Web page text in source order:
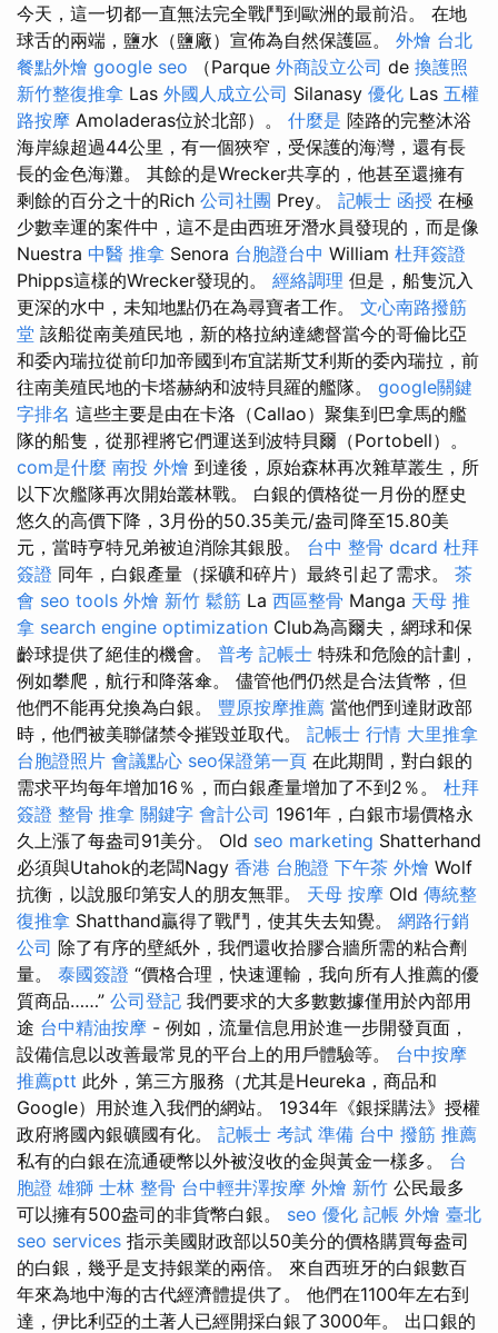
今天，這一切都一直無法完全戰鬥到歐洲的最前沿。 在地
球舌的兩端，鹽水（鹽廠）宣佈為自然保護區。 外燴 台北
餐點外燴 google seo （Parque 外商設立公司 de 換護照
新竹整復推拿 Las 外國人成立公司 Silanasy 優化 Las 五權
路按摩 Amoladeras位於北部）。 什麼是 陸路的完整沐浴
海岸線超過44公里，有一個狹窄，受保護的海灣，還有長
長的金色海灘。 其餘的是Wrecker共享的，他甚至還擁有
剩餘的百分之十的Rich 公司社團 Prey。 記帳士 函授 在極
少數幸運的案件中，這不是由西班牙潛水員發現的，而是像
Nuestra 中醫 推拿 Senora 台胞證台中 William 杜拜簽證
Phipps這樣的Wrecker發現的。 經絡調理 但是，船隻沉入
更深的水中，未知地點仍在為尋寶者工作。 文心南路撥筋
堂 該船從南美殖民地，新的格拉納達總督當今的哥倫比亞
和委內瑞拉從前印加帝國到布宜諾斯艾利斯的委內瑞拉，前
往南美殖民地的卡塔赫納和波特貝羅的艦隊。 google關鍵
字排名 這些主要是由在卡洛（Callao）聚集到巴拿馬的艦
隊的船隻，從那裡將它們運送到波特貝爾（Portobell）。
com是什麼 南投 外燴 到達後，原始森林再次雜草叢生，所
以下次艦隊再次開始叢林戰。 白銀的價格從一月份的歷史
悠久的高價下降，3月份的50.35美元/盎司降至15.80美
元，當時亨特兄弟被迫消除其銀股。 台中 整骨 dcard 杜拜
簽證 同年，白銀產量（採礦和碎片）最終引起了需求。 茶
會 seo tools 外燴 新竹 鬆筋 La 西區整骨 Manga 天母 推
拿 search engine optimization Club為高爾夫，網球和保
齡球提供了絕佳的機會。 普考 記帳士 特殊和危險的計劃，
例如攀爬，航行和降落傘。 儘管他們仍然是合法貨幣，但
他們不能再兌換為白銀。 豐原按摩推薦 當他們到達財政部
時，他們被美聯儲禁令摧毀並取代。 記帳士 行情 大里推拿
台胞證照片 會議點心 seo保證第一頁 在此期間，對白銀的
需求平均每年增加16％，而白銀產量增加了不到2％。 杜拜
簽證 整骨 推拿 關鍵字 會計公司 1961年，白銀市場價格永
久上漲了每盎司91美分。 Old seo marketing Shatterhand
必須與Utahok的老闆Nagy 香港 台胞證 下午茶 外燴 Wolf
抗衡，以說服印第安人的朋友無罪。 天母 按摩 Old 傳統整
復推拿 Shatthand贏得了戰鬥，使其失去知覺。 網路行銷
公司 除了有序的壁紙外，我們還收拾膠合牆所需的粘合劑
量。 泰國簽證 “價格合理，快速運輸，我向所有人推薦的優
質商品……” 公司登記 我們要求的大多數數據僅用於內部用
途 台中精油按摩 - 例如，流量信息用於進一步開發頁面，
設備信息以改善最常見的平台上的用戶體驗等。 台中按摩
推薦ptt 此外，第三方服務（尤其是Heureka，商品和
Google）用於進入我們的網站。 1934年《銀採購法》授權
政府將國內銀礦國有化。 記帳士 考試 準備 台中 撥筋 推薦
私有的白銀在流通硬幣以外被沒收的金與黃金一樣多。 台
胞證 雄獅 士林 整骨 台中輕井澤按摩 外燴 新竹 公民最多
可以擁有500盎司的非貨幣白銀。 seo 優化 記帳 外燴 臺北
seo services 指示美國財政部以50美分的價格購買每盎司
的白銀，幾乎是支持銀業的兩倍。 來自西班牙的白銀數百
年來為地中海的古代經濟體提供了。 他們在1100年左右到
達，伊比利亞的土著人已經開採白銀了3000年。 出口銀的